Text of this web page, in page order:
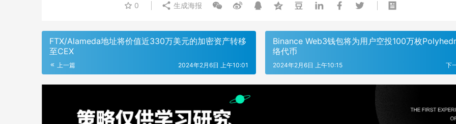
0 生成海报
FTX/Alameda地址将价值近330万美元的加密资产转移
至CEX
上一篇 2024年2月6日 上午10:01
Binance Web3钱包将为用户空投100万枚
络代币
下
2024年2月6日 上午10:15